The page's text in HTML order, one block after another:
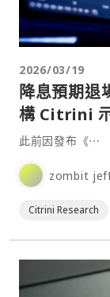
2026/03/19
降息預期退
構 Citrini
此前因發布《⋯
zombit
Citrini Research